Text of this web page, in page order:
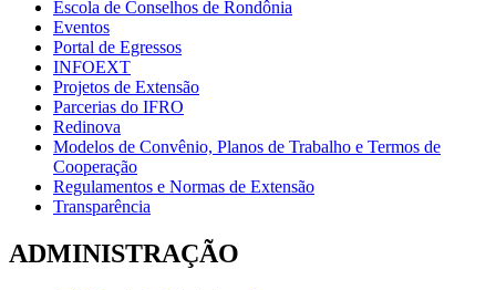
Escola de Conselhos de Rondônia
Eventos
Portal de Egressos
INFOEXT
Projetos de Extensão
Parcerias do IFRO
Redinova
Modelos de Convênio, Planos de Trabalho e Termos de
Cooperação
Regulamentos e Normas de Extensão
Transparência
ADMINISTRAÇÃO